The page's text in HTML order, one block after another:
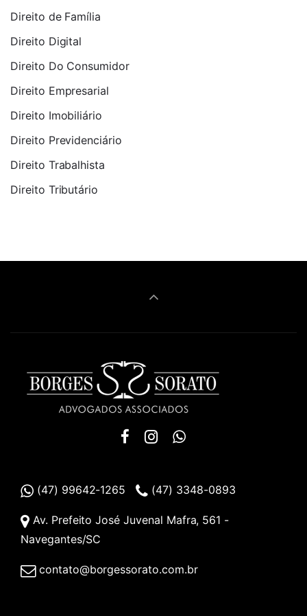
Direito de Família
Direito Digital
Direito Do Consumidor
Direito Empresarial
Direito Imobiliário
Direito Previdenciário
Direito Trabalhista
Direito Tributário
(47) 99642-1265 (47) 3348-0893
Av. Prefeito José Juvenal Mafra, 561 -
Navegantes/SC
contato@borgessorato.com.br